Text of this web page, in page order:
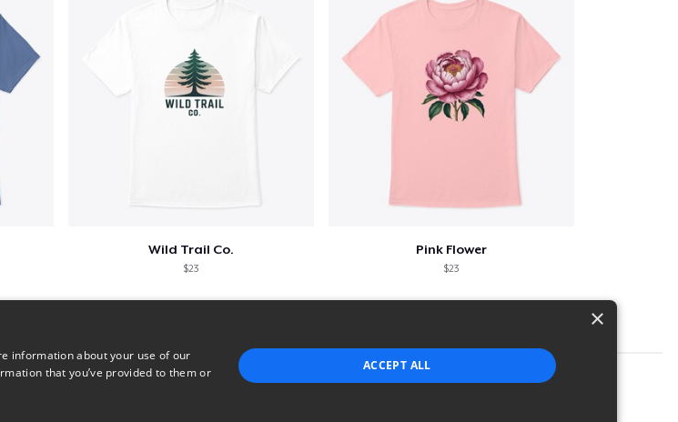
Wild Trail Co.
$23
Pink Flower
$23
×
information about your use of our
that you’ve provided to them or
ACCEPT ALL